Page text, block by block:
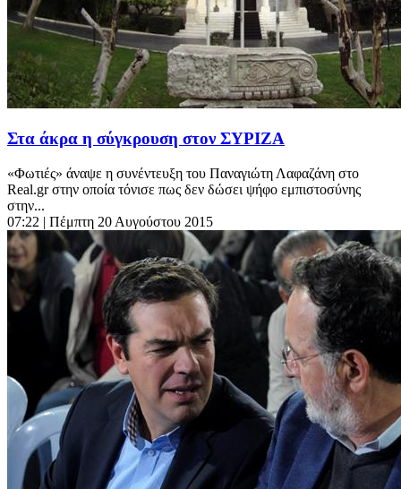
Στα άκρα η σύγκρουση στον ΣΥΡΙΖΑ
«Φωτιές» άναψε η συνέντευξη του Παναγιώτη Λαφαζάνη στο
Real.gr στην οποία τόνισε πως δεν δώσει ψήφο εμπιστοσύνης
στην...
07:22 | Πέμπτη 20 Αυγούστου 2015